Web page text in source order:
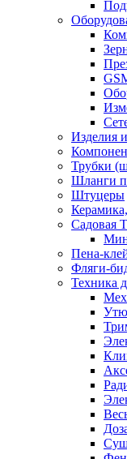
Изделия
Трубки
Шланги
Штуцеры
Садовая
Пена-
Фляги-
Техника